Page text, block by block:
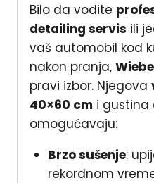
Bilo da vodite
detailing servis ili
vaš automobil kod
nakon pranja,
pravi izbor. Njegova
40×60 cm i gustina
omogućavaju:
Brzo sušenje:
rekordnom